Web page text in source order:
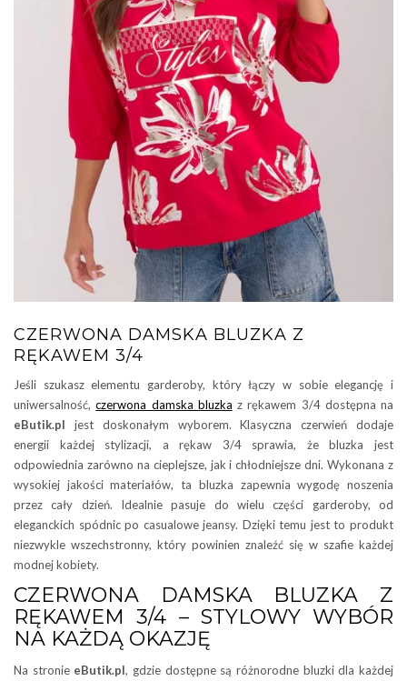
CZERWONA DAMSKA BLUZKA Z
RĘKAWEM 3/4
Jeśli szukasz elementu garderoby, który łączy w sobie elegancję i
uniwersalność,czerwona damska bluzka z rękawem 3/4 dostępna na
eButik.pl jest doskonałym wyborem. Klasyczna czerwień dodaje
energii każdej stylizacji, a rękaw 3/4 sprawia, że bluzka jest
odpowiednia zarówno na cieplejsze, jak i chłodniejsze dni. Wykonana z
wysokiej jakości materiałów, ta bluzka zapewnia wygodę noszenia
przez cały dzień. Idealnie pasuje do wielu części garderoby, od
eleganckich spódnic po casualowe jeansy. Dzięki temu jest to produkt
niezwykle wszechstronny, który powinien znaleźć się w szafie każdej
modnej kobiety.
CZERWONA DAMSKA BLUZKA Z
RĘKAWEM 3/4 – STYLOWY WYBÓR
NA KAŻDĄ OKAZJĘ
Na stronie eButik.pl, gdzie dostępne są różnorodne bluzki dla każdej